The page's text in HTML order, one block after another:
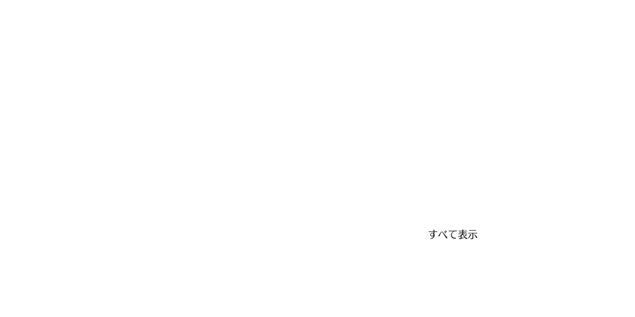
すべて表示